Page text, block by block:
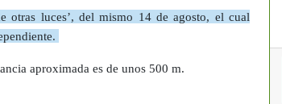
otras luces’, del mismo 14 de agosto, el cual
aproximada es de unos 500 m.